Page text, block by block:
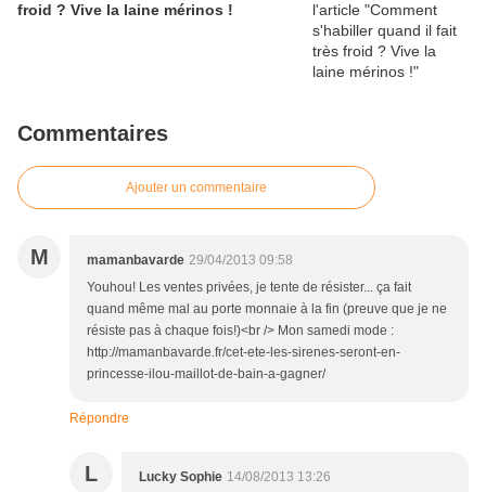
froid ? Vive la laine mérinos !
Commentaires
Ajouter un commentaire
M mamanbavarde 29/04/2013 09:58
Youhou! Les ventes privées, je tente de résister... ça fait
quand même mal au porte monnaie à la fin (preuve que je ne
résiste pas à chaque fois!)<br /> Mon samedi mode :
http://mamanbavarde.fr/cet-ete-les-sirenes-seront-en-
princesse-ilou-maillot-de-bain-a-gagner/
Répondre
L Lucky Sophie 14/08/2013 13:26